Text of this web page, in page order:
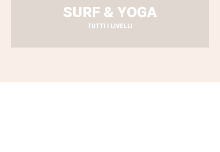
SURF & YOGA
TUTTI I LIVELLI